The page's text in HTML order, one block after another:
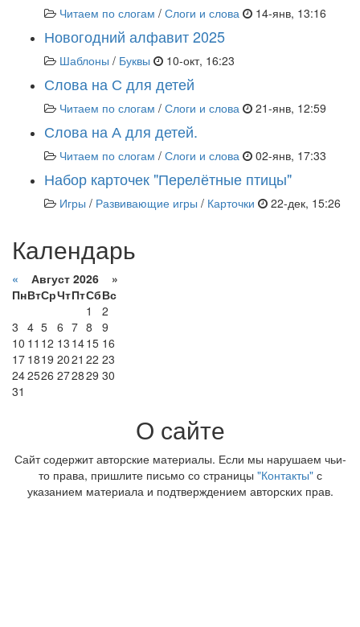
Читаем по слогам / Слоги и слова 14-янв, 13:16
Новогодний алфавит 2025
Шаблоны / Буквы 10-окт, 16:23
Слова на С для детей
Читаем по слогам / Слоги и слова 21-янв, 12:59
Слова на А для детей.
Читаем по слогам / Слоги и слова 02-янв, 17:33
Набор карточек "Перелётные птицы"
Игры / Развивающие игры / Карточки 22-дек, 15:26
Календарь
« Август 2026 »
ПнВтСрЧтПтСбВс
1
2
3 4 5 6 7 8
9
10 11 12 13 1415 16
17 1819 2021 22 23
242526 272829 30
31
О сайте
Сайт содержит авторские материалы. Если мы нарушаем чьи-
то права, пришлите письмо со страницы "Контакты"с
указанием материала и подтверждением авторских прав.